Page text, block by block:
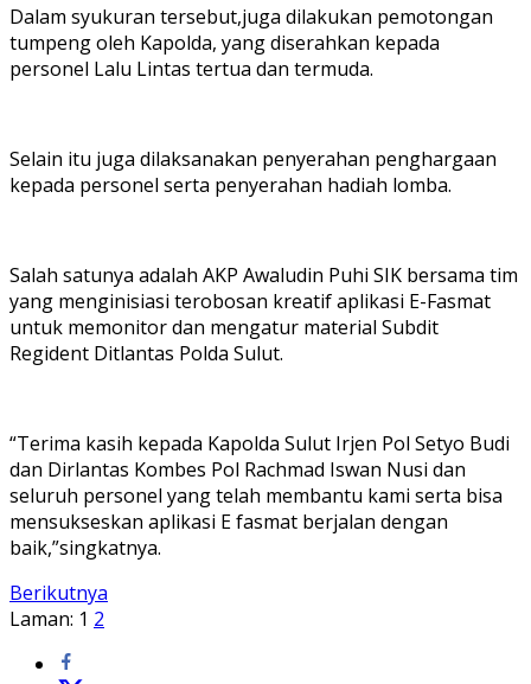
Dalam syukuran tersebut,juga dilakukan pemotongan
tumpeng oleh Kapolda, yang diserahkan kepada
personel Lalu Lintas tertua dan termuda.
Selain itu juga dilaksanakan penyerahan penghargaan
kepada personel serta penyerahan hadiah lomba.
Salah satunya adalah AKP Awaludin Puhi SIK bersama tim
yang menginisiasi terobosan kreatif aplikasi E-Fasmat
untuk memonitor dan mengatur material Subdit
Regident Ditlantas Polda Sulut.
“Terima kasih kepada Kapolda Sulut Irjen Pol Setyo Budi
dan Dirlantas Kombes Pol Rachmad Iswan Nusi dan
seluruh personel yang telah membantu kami serta bisa
mensukseskan aplikasi E fasmat berjalan dengan
baik,”singkatnya.
Berikutnya
Laman: 1 2